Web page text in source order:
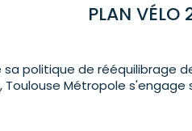
PLAN
sa politique de
Métropole